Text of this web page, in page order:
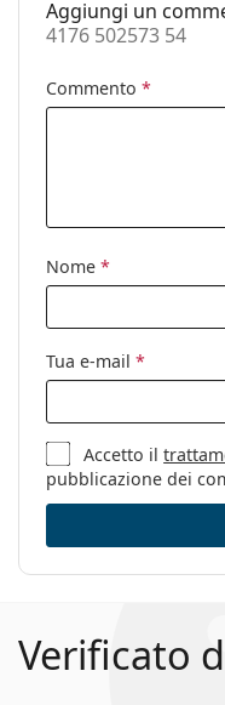
Sesso:
Marca:
Aggiungi un
4176 502573 54
Commento *
Nome *
Tua e-mail *
Accetto il
pubblicazione dei
Verificato